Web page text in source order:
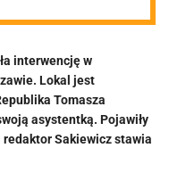
interwencję w
Lokal jest
Tomasza
asystentką. Pojawiły
Sakiewicz stawia